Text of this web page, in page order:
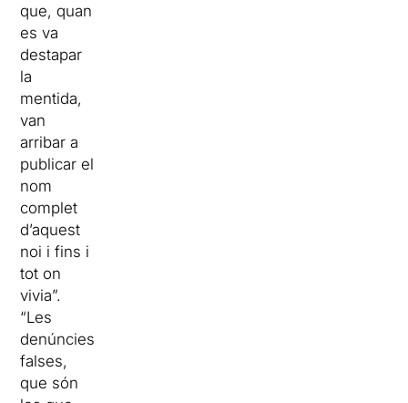
que, quan
es va
destapar
la
mentida,
van
arribar a
publicar el
nom
complet
d’aquest
noi i fins i
tot on
vivia”.
“Les
denúncies
falses,
que són